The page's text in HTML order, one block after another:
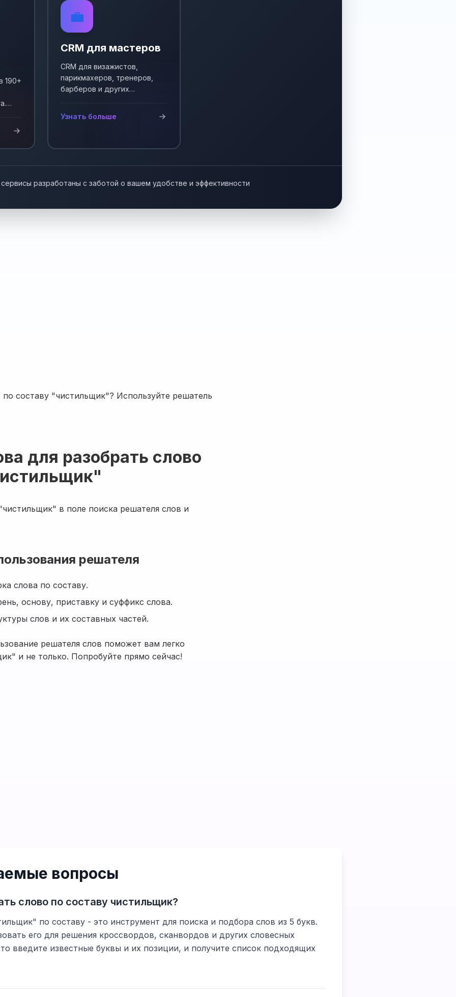
190+
💼
CRM для мастеров
CRM для визажистов,
парикмахеров, тренеров,
барберов и других
Узнать больше
сервисы разработаны с заботой о вашем удобстве и эффективности
составу "чистильщик"? Используйте решатель
для разобрать слово
в поле поиска решателя слов и
решателя
слова по составу.
основу, приставку и суффикс слова.
слов и их составных частей.
решателя слов поможет вам легко
и не только. Попробуйте прямо сейчас!
вопросы
слово по составу чистильщик?
по составу - это инструмент для поиска и подбора слов из 5 букв.
его для решения кроссвордов, сканвордов и других словесных
введите известные буквы и их позиции, и получите список подходящих